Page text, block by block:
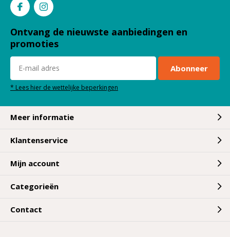
Ontvang de nieuwste aanbiedingen en
promoties
Abonneer
* Lees hier de wettelijke beperkingen
Meer informatie
Klantenservice
Mijn account
Categorieën
Contact